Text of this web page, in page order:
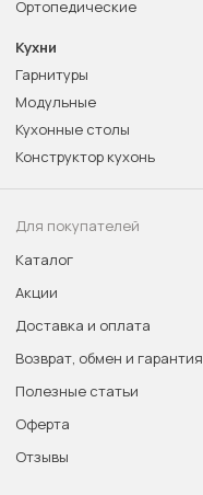
Ортопедические
Кухни
Гарнитуры
Модульные
Кухонные столы
Конструктор кухонь
Для покупателей
Каталог
Акции
Доставка и оплата
Возврат, обмен и гарантия
Полезные статьи
Оферта
Отзывы